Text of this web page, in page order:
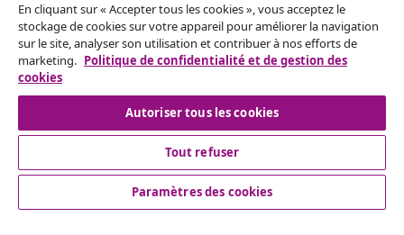
vidaXL
More content links
© 2008-2026 www.vidaxl.ch est un site web de TM
En cliquant sur « Accepter tous les cookies », vous acceptez le
stockage de cookies sur votre appareil pour améliorer la navigation
sur le site, analyser son utilisation et contribuer à nos efforts de
marketing. Politique de confidentialité et de gestion des
cookies
Autoriser tous les cookies
Tout refuser
Paramètres des cookies